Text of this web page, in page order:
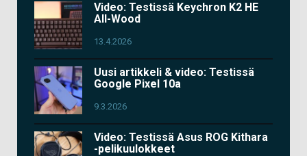
Video: Testissä Keychron K2 HE
All-Wood
13.4.2026
Uusi artikkeli & video: Testissä
Google Pixel 10a
9.3.2026
Video: Testissä Asus ROG Kithara
-pelikuulokkeet